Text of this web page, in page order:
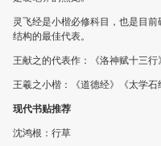
灵飞经是小楷必修科目，也是目
结构的最佳代表。
王献之的代表作：《洛神赋十三行
王羲之小楷：《道德经》《太学石
现代书贴推荐
沈鸿根：行草